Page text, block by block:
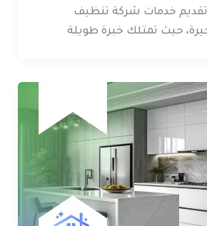
خدمات شركة تنظيف
حيث تمتلك خبرة طويلة